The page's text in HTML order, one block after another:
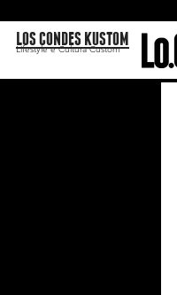
LOS CONDES KUSTOM
Lifestyle e Cultura Custom